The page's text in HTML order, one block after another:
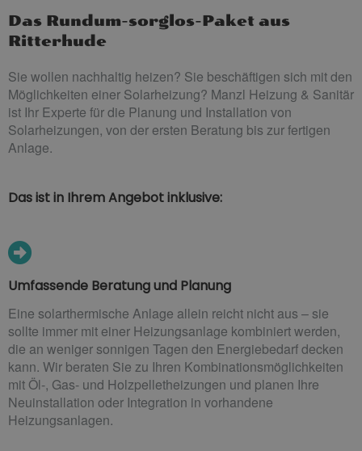
Das Rundum-sorglos-Paket aus
Ritterhude
Sie wollen nachhaltig heizen? Sie beschäftigen sich mit den
Möglichkeiten einer Solarheizung? Manzl Heizung & Sanitär
ist Ihr Experte für die Planung und Installation von
Solarheizungen, von der ersten Beratung bis zur fertigen
Anlage.
Das ist in Ihrem Angebot inklusive:
Umfassende Beratung und Planung
Eine solarthermische Anlage allein reicht nicht aus – sie
sollte immer mit einer Heizungsanlage kombiniert werden,
die an weniger sonnigen Tagen den Energiebedarf decken
kann. Wir beraten Sie zu Ihren Kombinationsmöglichkeiten
mit Öl-, Gas- und Holzpelletheizungen und planen Ihre
Neuinstallation oder Integration in vorhandene
Heizungsanlagen.